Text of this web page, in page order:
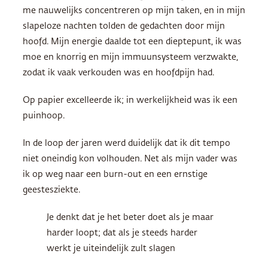
me nauwelijks concentreren op mijn taken, en in mijn
slapeloze nachten tolden de gedachten door mijn
hoofd. Mijn energie daalde tot een dieptepunt, ik was
moe en knorrig en mijn immuunsysteem verzwakte,
zodat ik vaak verkouden was en hoofdpijn had.
Op papier excelleerde ik; in werkelijkheid was ik een
puinhoop.
In de loop der jaren werd duidelijk dat ik dit tempo
niet oneindig kon volhouden. Net als mijn vader was
ik op weg naar een burn-out en een ernstige
geestesziekte.
Je denkt dat je het beter doet als je maar
harder loopt; dat als je steeds harder
werkt je uiteindelijk zult slagen